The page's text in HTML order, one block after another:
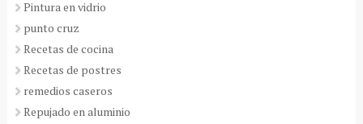
Pintura en vidrio
punto cruz
Recetas de cocina
Recetas de postres
remedios caseros
Repujado en aluminio